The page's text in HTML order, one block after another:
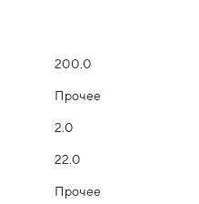
200.0
Прочее
2.0
22.0
Прочее